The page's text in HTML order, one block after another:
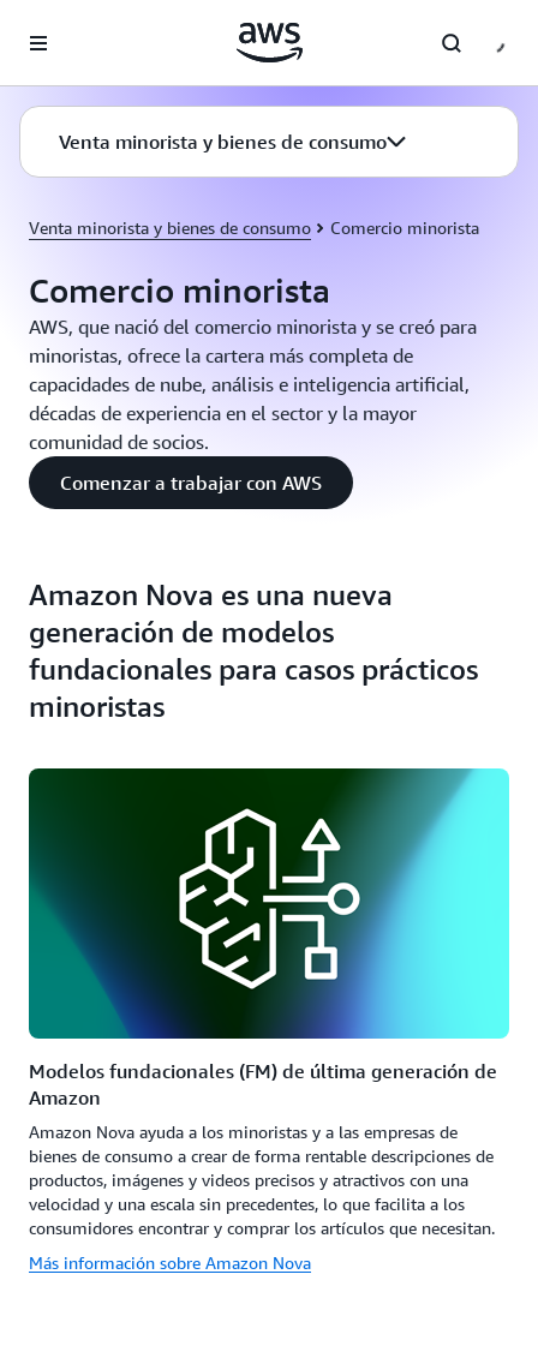
Venta minorista y bienes de consumo
Venta minorista y bienes de consumo Comercio minorista
Comercio minorista
AWS, que nació del comercio minorista y se creó para
minoristas, ofrece la cartera más completa de
capacidades de nube, análisis e inteligencia artificial,
décadas de experiencia en el sector y la mayor
comunidad de socios.
Comenzar a trabajar con AWS
Amazon Nova es una nueva
generación de modelos
fundacionales para casos prácticos
minoristas
Modelos fundacionales (FM) de última generación de
Amazon
Amazon Nova ayuda a los minoristas y a las empresas de
bienes de consumo a crear de forma rentable descripciones de
productos, imágenes y videos precisos y atractivos con una
velocidad y una escala sin precedentes, lo que facilita a los
consumidores encontrar y comprar los artículos que necesitan.
Más información sobre Amazon Nova